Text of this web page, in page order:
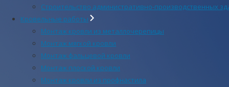
Строительство административно-производственных
Кровельные работы
Монтаж кровли из металлочерепицы
Монтаж мягкой кровли
Монтаж фальцевой кровли
Монтаж плоской кровли
Монтаж кровли из профнастила